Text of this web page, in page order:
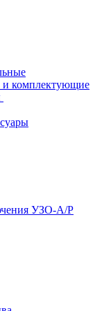
комплектующие
УЗО-А/Р